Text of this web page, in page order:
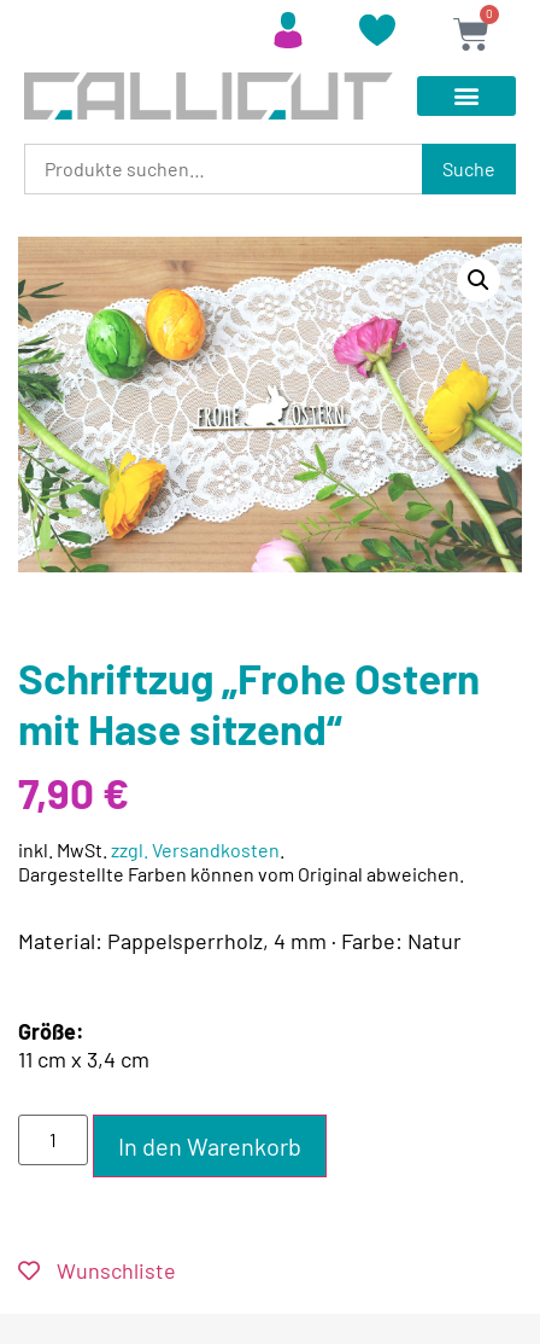
0
Suche
Schriftzug „Frohe Ostern
mit Hase sitzend“
7,90 €
inkl. MwSt. zzgl. Versandkosten
Dargestellte Farben können vom Original abweichen.
Material: Pappelsperrholz, 4 mm · Farbe: Natur
Größe:
11 cm x 3,4 cm
In den Warenkorb
Wunschliste